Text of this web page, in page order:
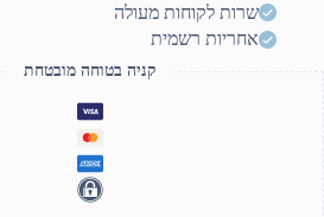
SSD/RTX5050/WIN11
שרות לקוחות מעולה
אחריות רשמית
קניה בטוחה מובטחת